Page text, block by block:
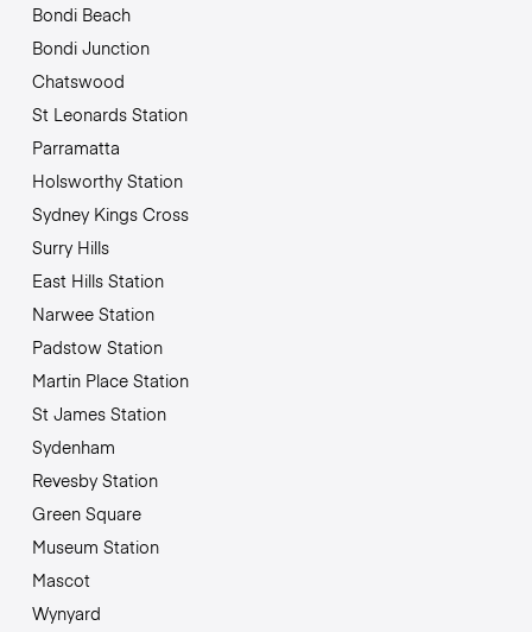
Bondi Beach
Bondi Junction
Chatswood
St Leonards Station
Parramatta
Holsworthy Station
Sydney Kings Cross
Surry Hills
East Hills Station
Narwee Station
Padstow Station
Martin Place Station
St James Station
Sydenham
Revesby Station
Green Square
Museum Station
Mascot
Wynyard